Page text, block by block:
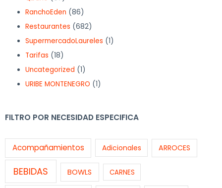
RanchoEden (86)
Restaurantes (682)
SupermercadoLaureles (1)
Tarifas (18)
Uncategorized (1)
URIBE MONTENEGRO (1)
FILTRO POR NECESIDAD ESPECIFICA
Acompañamientos Adicionales ARROCES
BEBIDAS BOWLS CARNES